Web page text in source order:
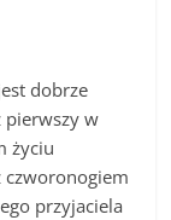
dobrze
pierwszy w
życiu
czworonogiem
przyjaciela